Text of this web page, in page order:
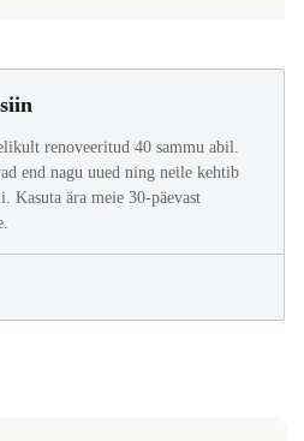
renoveeritud 40 sammu abil.
end nagu uued ning neile kehtib
Kasuta ära meie 30-päevast